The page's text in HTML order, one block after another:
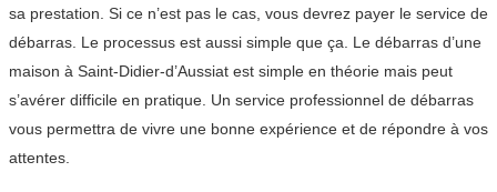
sa prestation. Si ce n’est pas le cas, vous devrez payer le service de
débarras. Le processus est aussi simple que ça. Le débarras d’une
maison à Saint-Didier-d’Aussiat est simple en théorie mais peut
s’avérer difficile en pratique. Un service professionnel de débarras
vous permettra de vivre une bonne expérience et de répondre à vos
attentes.